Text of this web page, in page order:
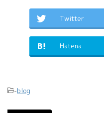
Twitter
Hatena
-blog